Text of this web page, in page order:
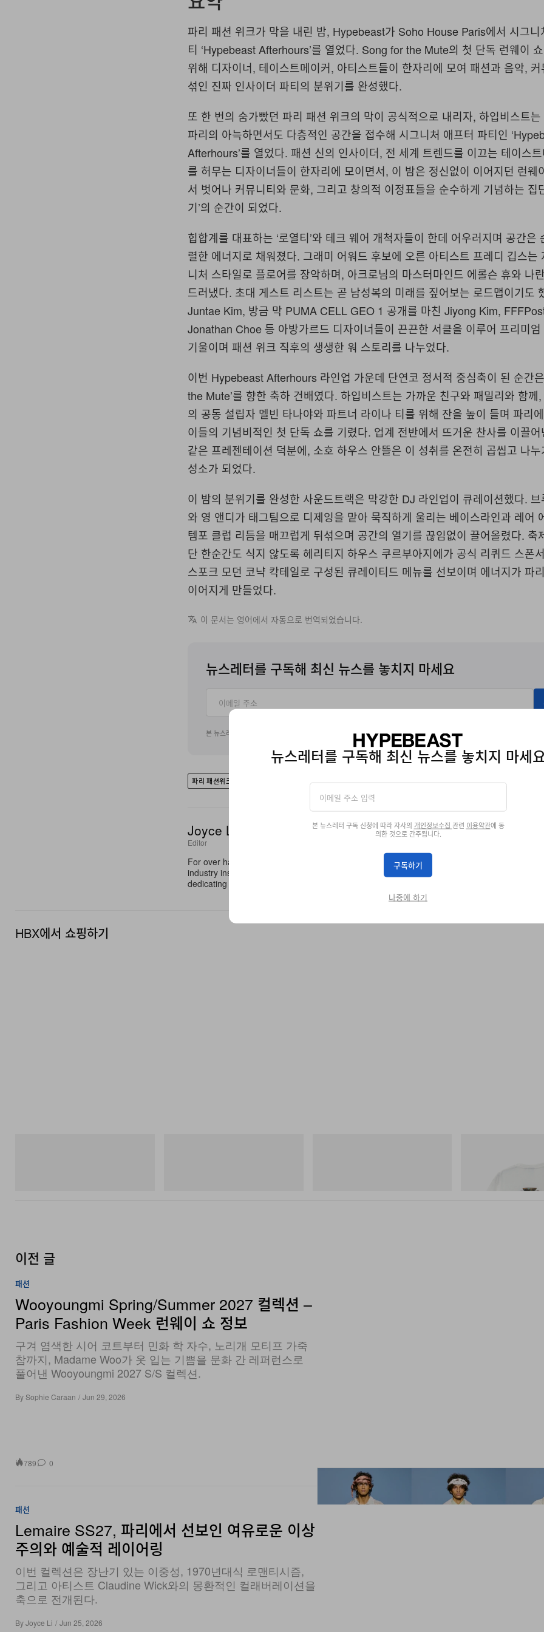
파리 패션 위크가 막을 내린 밤, Hypebeast가 Soho House Paris에서 시그니
티 ‘Hypebeast Afterhours’를 열었다. Song for the Mute의 첫 단독 런웨이
위해 디자이너, 테이스트메이커, 아티스트들이 한자리에 모여 패션과 음악, 커
섞인 진짜 인사이더 파티의 분위기를 완성했다.
또 한 번의 숨가빴던 파리 패션 위크의 막이 공식적으로 내리자, 하입비스트
파리의 아늑하면서도 다층적인 공간을 접수해 시그니처 애프터 파티인
Afterhours’를 열었다. 패션 신의 인사이더, 전 세계 트렌드를 이끄는 테이스
를 허무는 디자이너들이 한자리에 모이면서, 이 밤은 정신없이 이어지던 런웨
서 벗어나 커뮤니티와 문화, 그리고 창의적 이정표들을 순수하게 기념하는 집
기’의 순간이 되었다.
힙합계를 대표하는 ‘로열티’와 테크 웨어 개척자들이 한데 어우러지며 공간은
렬한 에너지로 채워졌다. 그래미 어워드 후보에 오른 아티스트 프레디 깁스는
니처 스타일로 플로어를 장악하며, 아크로님의 마스터마인드 에롤슨 휴와 나
드러냈다. 초대 게스트 리스트는 곧 남성복의 미래를 짚어보는 로드맵이기도
Juntae Kim, 방금 막 PUMA CELL GEO 1 공개를 마친 Jiyong Kim,
Jonathan Choe 등 아방가르드 디자이너들이 끈끈한 서클을 이루어 프리미엄
기울이며 패션 위크 직후의 생생한 워 스토리를 나누었다.
이번 Hypebeast Afterhours 라인업 가운데 단연코 정서적 중심축이 된 순간
the Mute’를 향한 축하 건배였다. 하입비스트는 가까운 친구와 패밀리와 함께
의 공동 설립자 멜빈 타나야와 파트너 라이나 티를 위해 잔을 높이 들며 파리
이들의 기념비적인 첫 단독 쇼를 기렸다. 업계 전반에서 뜨거운 찬사를 이끌
같은 프레젠테이션 덕분에, 소호 하우스 안뜰은 이 성취를 온전히 곱씹고 나
성소가 되었다.
이 밤의 분위기를 완성한 사운드트랙은 막강한 DJ 라인업이 큐레이션했다.
와 영 앤디가 태그팀으로 디제잉을 맡아 묵직하게 울리는 베이스라인과 레어
템포 클럽 리듬을 매끄럽게 뒤섞으며 공간의 열기를 끊임없이 끌어올렸다. 축
단 한순간도 식지 않도록 헤리티지 하우스 쿠르부아지에가 공식 리퀴드 스폰
스포크 모던 코냑 칵테일로 구성된 큐레이티드 메뉴를 선보이며 에너지가 파
이어지게 만들었다.
이 문서는 영어에서 자동으로 번역되었습니다.
뉴스레터를 구독해 최신 뉴스를 놓치지 마세요
본 뉴스레터 구독 신청에 따라 자사의 관련 이용약관에 동의한 것으로 간주됩니다.
파리 패션위크 SPRING/SUMMER 2027
Joyce Li
Editor
For over half a decade, Joyce Li has served as an Editor on Hypebeast's global team,
industry insights to capture the zeitgeist. Through her editorial lens, she anticipates
dedicating her platform to spotlighting those making the greatest impact on culture today. A
HBX에서 쇼핑하기
이전 글
패션
Wooyoungmi Spring/Summer 2027 컬렉션 –
Paris Fashion Week 런웨이 쇼 정보
구겨 염색한 시어 코트부터 민화 학 자수, 노리개 모티프 가죽
참까지, Madame Woo가 옷 입는 기쁨을 문화 간 레퍼런스로
풀어낸 Wooyoungmi 2027 S/S 컬렉션.
BySophie Caraan / Jun 29, 2026
789 0
패션
Lemaire SS27, 파리에서 선보인 여유로운 이상
주의와 예술적 레이어링
이번 컬렉션은 장난기 있는 이중성, 1970년대식 로맨티시즘,
그리고 아티스트 Claudine Wick와의 몽환적인 컬래버레이션을
축으로 전개된다.
ByJoyce Li / Jun 25, 2026
뉴스레터를 구독해 최신 뉴스를 놓치지 마세
본 뉴스레터 구독 신청에 따라 자사의 개인정보수집 관련 이용약관에 동
의한 것으로 간주됩니다.
구독하기
나중에 하기